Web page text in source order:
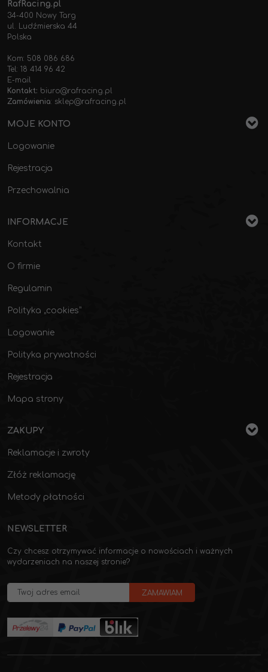
RafRacing.pl
34-400 Nowy Targ
ul. Ludźmierska 44
Polska
Kom: 508 086 686
Tel: 18 414 96 42
E-mail
Kontakt: biuro@rafracing.pl
Zamówienia: sklep@rafracing.pl
MOJE KONTO
Logowanie
Rejestracja
Przechowalnia
INFORMACJE
Kontakt
O firmie
Regulamin
Polityka „cookies”
Logowanie
Polityka prywatności
Rejestracja
Mapa strony
ZAKUPY
Reklamacje i zwroty
Złóż reklamację
Metody płatności
NEWSLETTER
Czy chcesz otrzymywać informacje o nowościach i ważnych
wydarzeniach na naszej stronie?